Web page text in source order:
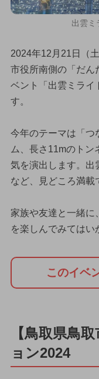
出雲ミ
2024年12月21日（
市役所南側の「だん
ベント「出雲ミライ
す。
今年のテーマは「つ
ム、長さ11mのトン
気を演出します。出
など、見どころ満載
家族や友達と一緒に
を楽しんでみてはい
このイベ
【鳥取県鳥
ョン2024